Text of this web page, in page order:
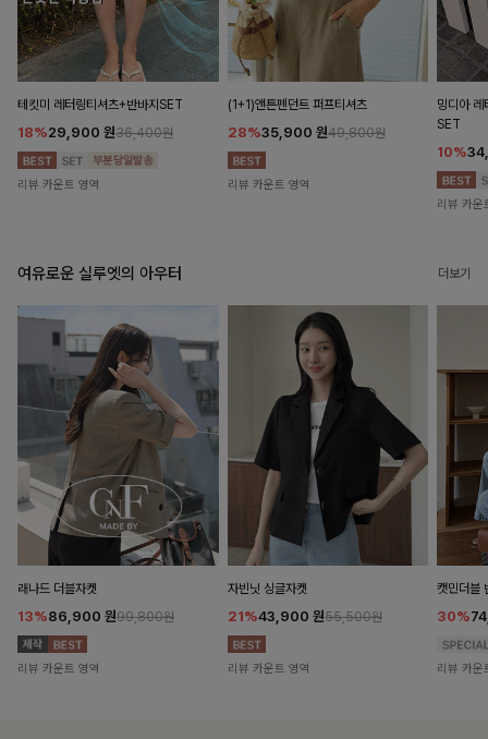
테킷미 레터링티셔츠+반바지SET
18%29,900 원36,400원
리뷰 카운트 영역
(1+1)앤튼펜던트 퍼프티셔츠
28%35,900 원49,800원
리뷰 카운트 영역
밍디아 레
SET
10%
리뷰 카운
여유로운 실루엣의 아우터 더보기
래나드 더블자켓
13%86,900 원99,800원
리뷰 카운트 영역
자빈닛 싱글자켓
21%43,900 원55,500원
리뷰 카운트 영역
캣민더블
30%
리뷰 카운